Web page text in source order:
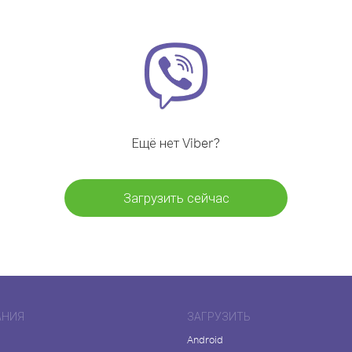
Ещё нет Viber?
Загрузить сейчас
ЗАГРУЗИТЬ
Android